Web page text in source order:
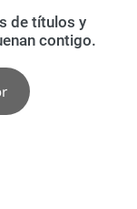
de títulos y
contigo.